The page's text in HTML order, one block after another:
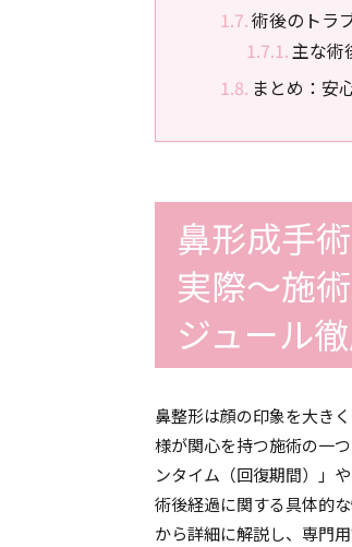
術後のトラ
主な術
まとめ：安
鼻形成手
実際〜施
ジュール
鼻整形は顔の印象を大き
様が関心を持つ施術の一
ンタイム（回復期間）」
術後経過に関する具体的
から詳細に解説し、専門